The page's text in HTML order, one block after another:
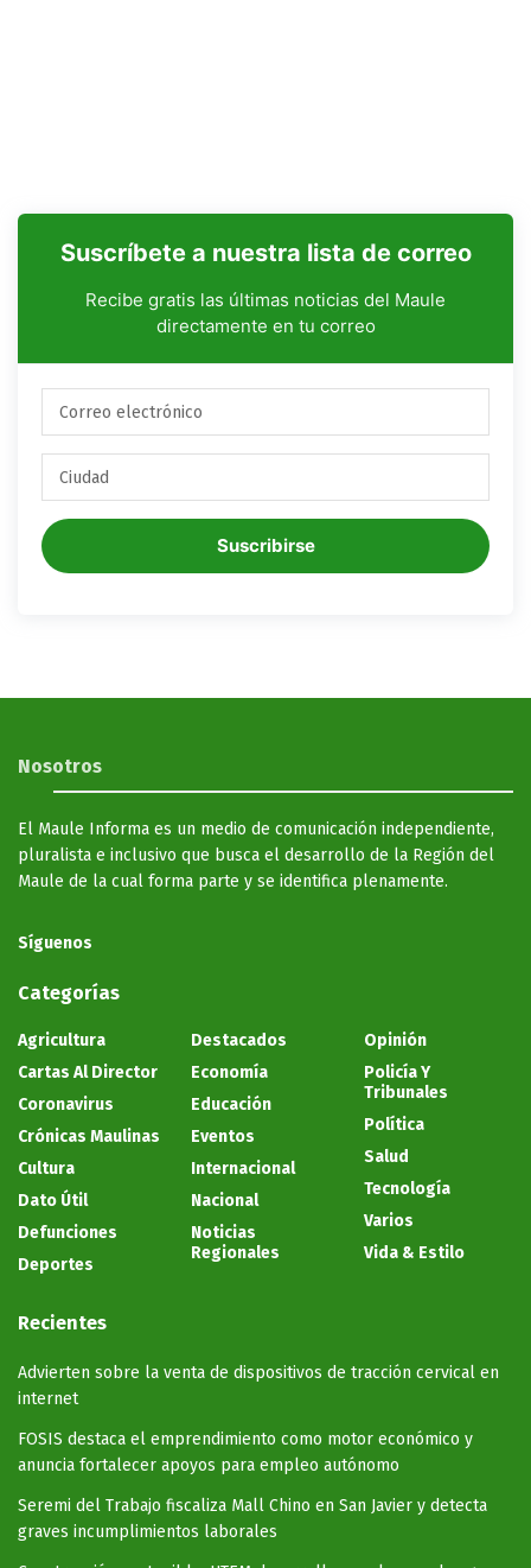
Suscríbete a nuestra lista de correo
Recibe gratis las últimas noticias del Maule
directamente en tu correo
Suscribirse
Nosotros
El Maule Informa es un medio de comunicación independiente,
pluralista e inclusivo que busca el desarrollo de la Región del
Maule de la cual forma parte y se identifica plenamente.
Síguenos
Categorías
Agricultura
Cartas Al Director
Coronavirus
Crónicas Maulinas
Cultura
Dato Útil
Defunciones
Deportes
Destacados
Economía
Educación
Eventos
Internacional
Nacional
Noticias
Regionales
Opinión
Policía Y
Tribunales
Política
Salud
Tecnología
Varios
Vida & Estilo
Recientes
Advierten sobre la venta de dispositivos de tracción cervical en
internet
FOSIS destaca el emprendimiento como motor económico y
anuncia fortalecer apoyos para empleo autónomo
Seremi del Trabajo fiscaliza Mall Chino en San Javier y detecta
graves incumplimientos laborales